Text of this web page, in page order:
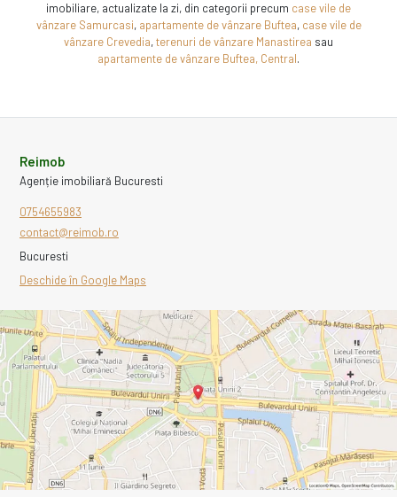
imobiliare, actualizate la zi, din categorii precum case vile de
vânzare Samurcasi, apartamente de vânzare Buftea, case vile de
vânzare Crevedia,terenuri de vânzare Manastirea sau
apartamente de vânzare Buftea, Central.
Reimob
Agenție imobiliară Bucuresti
0754655983
contact@reimob.ro
Bucuresti
Deschide în Google Maps